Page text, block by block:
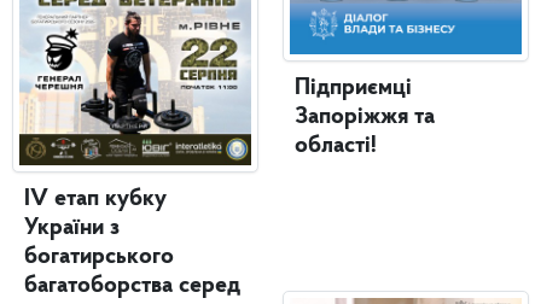
IV етап кубку
України з
богатирського
багатоборства серед
Підприємці
Запоріжжя та
області!